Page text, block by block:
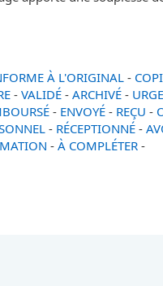
À L'ORIGINAL-
- VALIDÉ- ARCHIVÉ-
- ENVOYÉ- REÇU -
- RÉCEPTIONNÉ-
- À COMPLÉTER-